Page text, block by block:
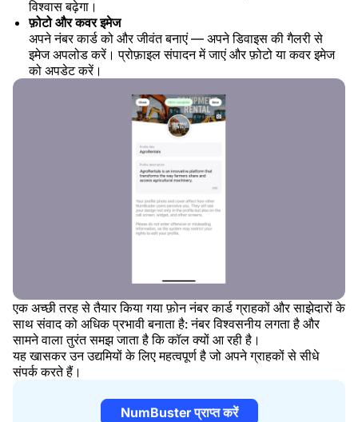
विश्वास बढ़ेगा।
फ़ोटो और कवर इमेज
अपने नंबर कार्ड को और जीवंत बनाएं — अपने डिवाइस की गैलरी से
इमेज अपलोड करें। प्रोफ़ाइल संपादन में जाएं और फ़ोटो या कवर इमेज
को अपडेट करें।
एक अच्छी तरह से तैयार किया गया फ़ोन नंबर कार्ड ग्राहकों और साझेदारों के
साथ संवाद को अधिक प्रभावी बनाता है: नंबर विश्वसनीय लगता है और
सामने वाला तुरंत समझ जाता है कि कॉल क्यों आ रही है।
यह खासकर उन उद्यमियों के लिए महत्वपूर्ण है जो अपने ग्राहकों से सीधे
संपर्क करते हैं।
NumBuster प्राप्त करें